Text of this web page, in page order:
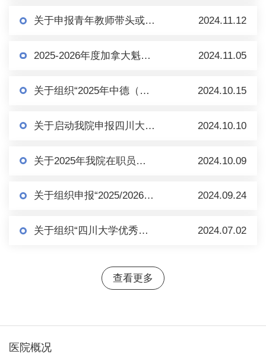
关于申报青年教师带头或发起组织承办国际学术交流活动支持的通知 2024.11.12
2025-2026年度加拿大魁北克省政府奖学金项目通知 2024.11.05
关于组织“2025年中德（CSC-DAAD）博士后奖学金项目”推荐选拔的通知 2024.10.15
关于启动我院申报四川大学第十三批“双百人才工程”申报工作的通知 2024.10.10
关于2025年我院在职员工报考四川大学硕士研究生的通知 2024.10.09
关于组织申报“2025/2026年度瑞士互换奖学金项目” 的通知 2024.09.24
关于组织“四川大学优秀青年教师国际名校、名师访学”推荐选拔的通知 2024.07.02
查看更多
医院概况